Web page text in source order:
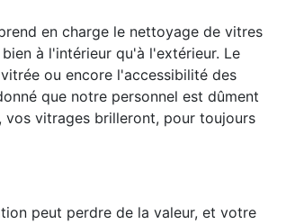
en charge le nettoyage de vitres
à l'intérieur qu'à l'extérieur. Le
ou encore l'accessibilité des
que notre personnel est dûment
vos vitrages brilleront, pour toujours
peut perdre de la valeur, et votre